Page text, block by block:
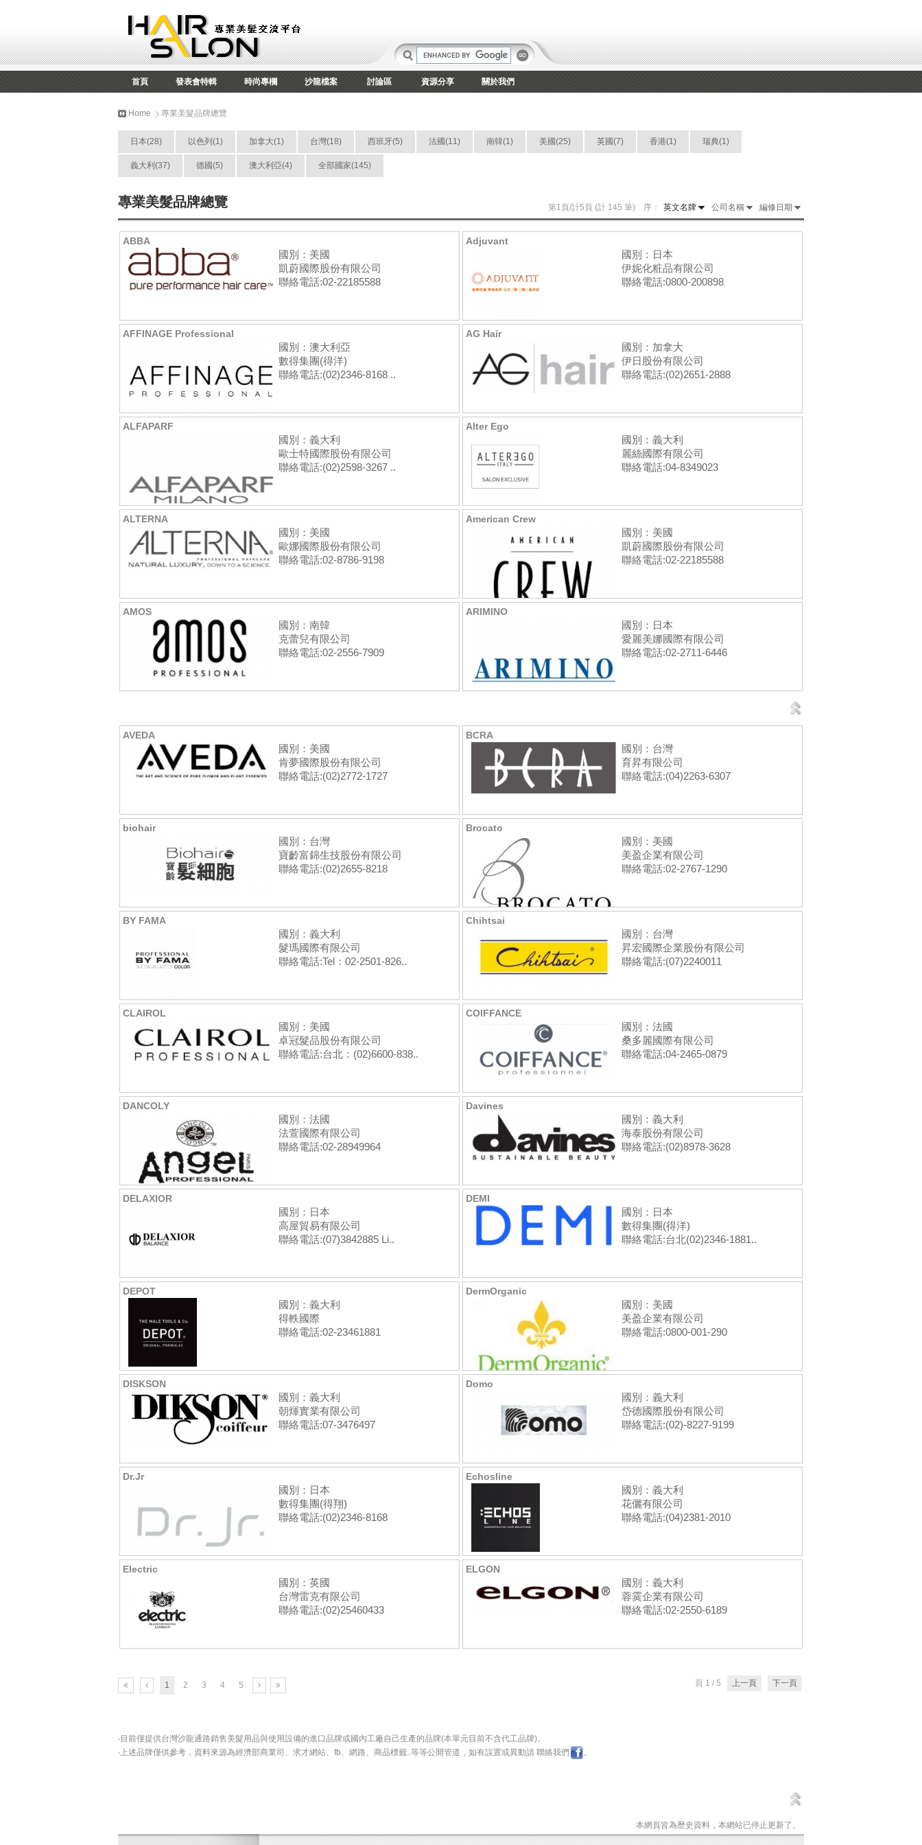
首頁 發表會特輯 時尚專欄 沙龍檔案 討論區 資源分享 關於我們
Home 專業美髮品牌總覽
日本(28) 以色列(1) 加拿大(1) 台灣(18) 西班牙(5) 法國(11) 南韓(1) 美國(25) 英國(7) 香港(1) 瑞典(1)
義大利(37) 德國(5) 澳大利亞(4) 全部國家(145)
專業美髮品牌總覽 第1頁/計5頁 (計 145 筆) 序： 英文名牌 公司名稱 編修日期
ABBA
國別：美國
凱蔚國際股份有限公司
聯絡電話:02-22185588
Adjuvant
國別：日本
伊妮化粧品有限公司
聯絡電話:0800-200898
AFFINAGE Professional
國別：澳大利亞
數得集團(得洋)
聯絡電話:(02)2346-8168 ..
AG Hair
國別：加拿大
伊日股份有限公司
聯絡電話:(02)2651-2888
ALFAPARF
國別：義大利
歐士特國際股份有限公司
聯絡電話:(02)2598-3267 ..
Alter Ego
國別：義大利
麗絲國際有限公司
聯絡電話:04-8349023
ALTERNA
國別：美國
歐娜國際股份有限公司
聯絡電話:02-8786-9198
American Crew
國別：美國
凱蔚國際股份有限公司
聯絡電話:02-22185588
AMOS
國別：南韓
克蕾兒有限公司
聯絡電話:02-2556-7909
ARIMINO
國別：日本
愛麗美娜國際有限公司
聯絡電話:02-2711-6446
AVEDA
國別：美國
肯夢國際股份有限公司
聯絡電話:(02)2772-1727
BCRA
國別：台灣
育昇有限公司
聯絡電話:(04)2263-6307
biohair
國別：台灣
寶齡富錦生技股份有限公司
聯絡電話:(02)2655-8218
Brocato
國別：美國
美盈企業有限公司
聯絡電話:02-2767-1290
BY FAMA
國別：義大利
髮瑪國際有限公司
聯絡電話:Tel：02-2501-826..
Chihtsai
國別：台灣
昇宏國際企業股份有限公司
聯絡電話:(07)2240011
CLAIROL
國別：美國
卓冠髮品股份有限公司
聯絡電話:台北：(02)6600-838..
COIFFANCE
國別：法國
桑多麗國際有限公司
聯絡電話:04-2465-0879
DANCOLY
國別：法國
法萱國際有限公司
聯絡電話:02-28949964
Davines
國別：義大利
海泰股份有限公司
聯絡電話:(02)8978-3628
DELAXIOR
國別：日本
高屋貿易有限公司
聯絡電話:(07)3842885 Li..
DEMI
國別：日本
數得集團(得洋)
聯絡電話:台北(02)2346-1881..
DEPOT
國別：義大利
得軼國際
聯絡電話:02-23461881
DermOrganic
國別：美國
美盈企業有限公司
聯絡電話:0800-001-290
DISKSON
國別：義大利
朝煇實業有限公司
聯絡電話:07-3476497
Domo
國別：義大利
岱德國際股份有限公司
聯絡電話:(02)-8227-9199
Dr.Jr
國別：日本
數得集團(得翔)
聯絡電話:(02)2346-8168
Echosline
國別：義大利
花儷有限公司
聯絡電話:(04)2381-2010
Electric
國別：英國
台灣雷克有限公司
聯絡電話:(02)25460433
ELGON
國別：義大利
蓉霙企業有限公司
聯絡電話:02-2550-6189
1 2 3 4 5 頁 1 / 5 上一頁 下一頁
‧目前僅提供台灣沙龍通路銷售美髮用品與使用設備的進口品牌或國內工廠自己生產的品牌(本單元目前不含代工品牌)。
‧上述品牌僅供參考，資料來源為經濟部商業司、求才網站、fb、網路、商品標籤..等等公開管道，如有誤置或異動請 聯絡我們 。
本網頁皆為歷史資料，本網站已停止更新了。